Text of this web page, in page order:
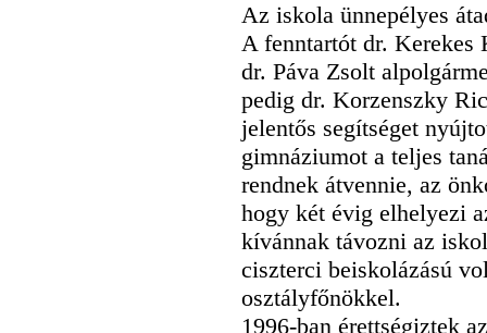
Az iskola ünnepélyes
A fenntartót dr. Kerekes
dr. Páva Zsolt
pedig dr. Korzenszky
jelentős segítséget
gimnáziumot a teljes
rendnek átvennie, az
hogy két évig elhelyezi
kívánnak távozni az
ciszterci beiskolázású
osztályfőnökkel.
1996-ban érettségiztek